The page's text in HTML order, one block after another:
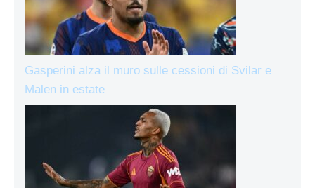
Gasperini alza il muro sulle cessioni di Svilar e
Malen in estate